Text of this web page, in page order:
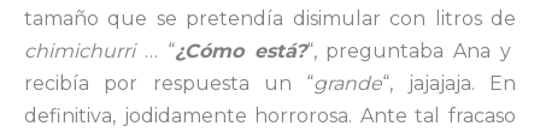
tamaño que se pretendía disimular con litros de
chimichurri… “¿Cómo está?“, preguntaba Ana y
recibía por respuesta un “grande“, jajajaja. En
definitiva, jodidamente horrorosa. Ante tal fracaso